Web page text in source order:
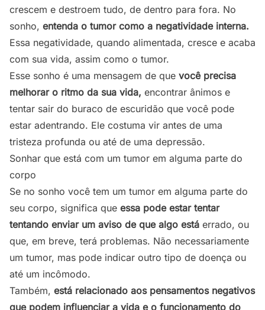
crescem e destroem tudo, de dentro para fora. No
sonho, entenda o tumor como a negatividade interna.
Essa negatividade, quando alimentada, cresce e acaba
com sua vida, assim como o tumor.
Esse sonho é uma mensagem de que você precisa
melhorar o ritmo da sua vida, encontrar ânimos e
tentar sair do buraco de escuridão que você pode
estar adentrando. Ele costuma vir antes de uma
tristeza profunda ou até de uma depressão.
Sonhar que está com um tumor em alguma parte do
corpo
Se no sonho você tem um tumor em alguma parte do
seu corpo, significa que essa pode estar tentar
tentando enviar um aviso de que algo está errado, ou
que, em breve, terá problemas. Não necessariamente
um tumor, mas pode indicar outro tipo de doença ou
até um incômodo.
Também, está relacionado aos pensamentos negativos
que podem influenciar a vida e o funcionamento do